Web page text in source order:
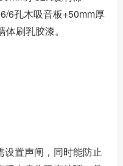
6孔木吸音板+50mm厚
刷乳胶漆。
置声闸，同时能防止